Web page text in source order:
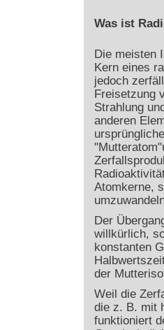
Was ist
Die meisten
Kern eines
jedoch
Freisetzung
Strahlung
anderen
Atomkerne,
Der
willkürlich,
konstanten
der
Weil die
die z. B. mit
funktioniert